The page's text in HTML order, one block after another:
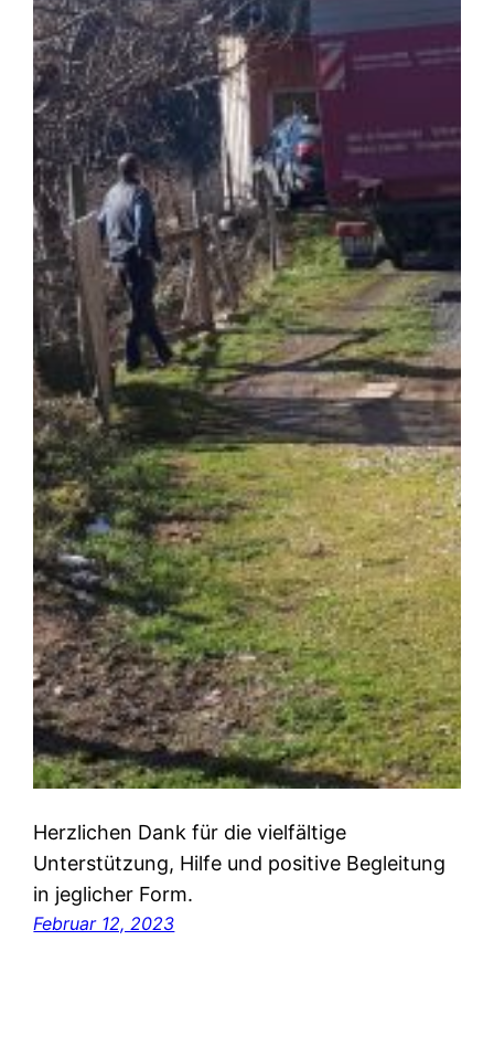
Herzlichen Dank für die vielfältige
Unterstützung, Hilfe und positive Begleitung
in jeglicher Form.
Februar 12, 2023